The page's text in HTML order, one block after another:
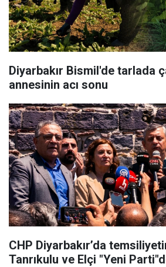
Diyarbakır Bismil'de tarlada
annesinin acı sonu
CHP Diyarbakır’da
Tanrıkulu ve Elçi "Yeni